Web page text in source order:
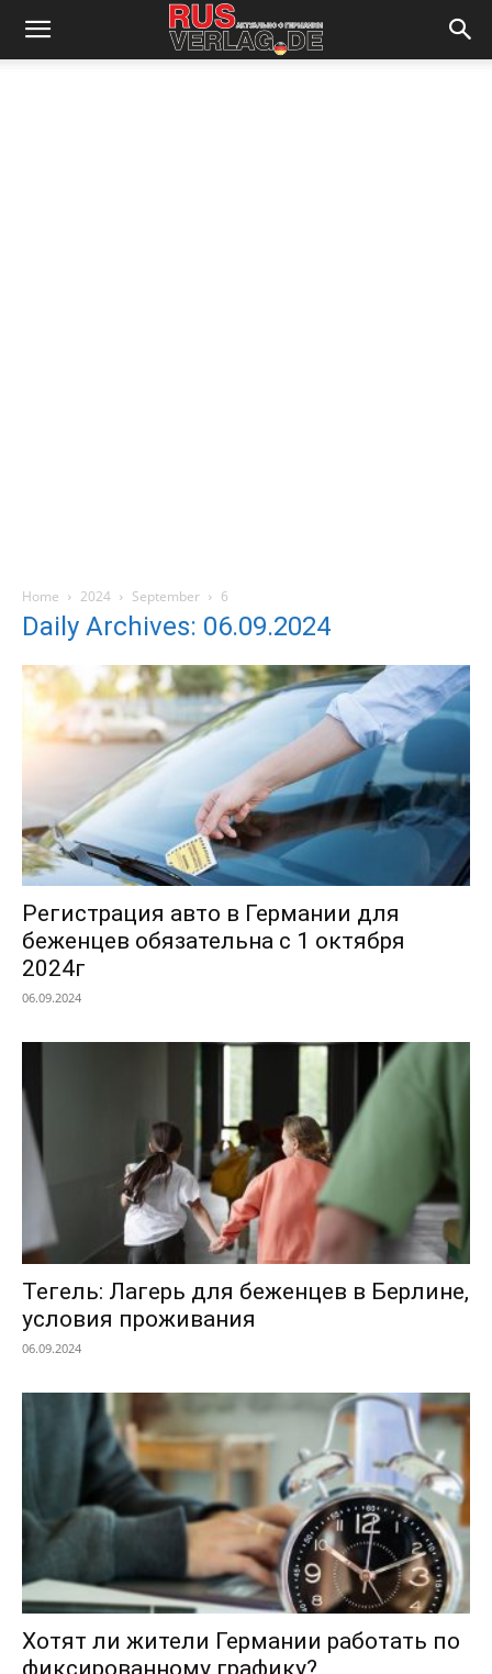
Home 2024 September 6
Daily Archives: 06.09.2024
Регистрация авто в Германии для
беженцев обязательна c 1 октября
2024г
06.09.2024
Тегель: Лагерь для беженцев в Берлине,
условия проживания
06.09.2024
Хотят ли жители Германии работать по